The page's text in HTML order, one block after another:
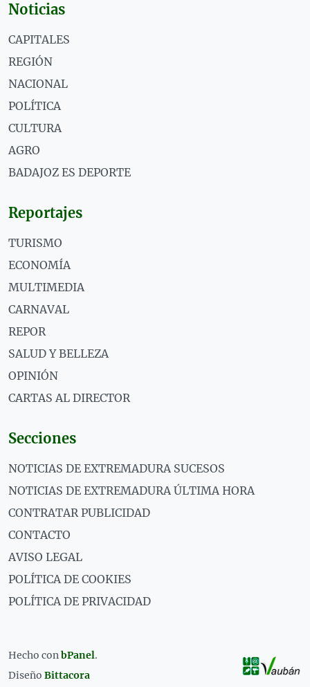
Noticias
CAPITALES
REGIÓN
NACIONAL
POLÍTICA
CULTURA
AGRO
BADAJOZ ES DEPORTE
Reportajes
TURISMO
ECONOMÍA
MULTIMEDIA
CARNAVAL
REPOR
SALUD Y BELLEZA
OPINIÓN
CARTAS AL DIRECTOR
Secciones
NOTICIAS DE EXTREMADURA SUCESOS
NOTICIAS DE EXTREMADURA ÚLTIMA HORA
CONTRATAR PUBLICIDAD
CONTACTO
AVISO LEGAL
POLÍTICA DE COOKIES
POLÍTICA DE PRIVACIDAD
Hecho conbPanel.
Diseño Bittacora